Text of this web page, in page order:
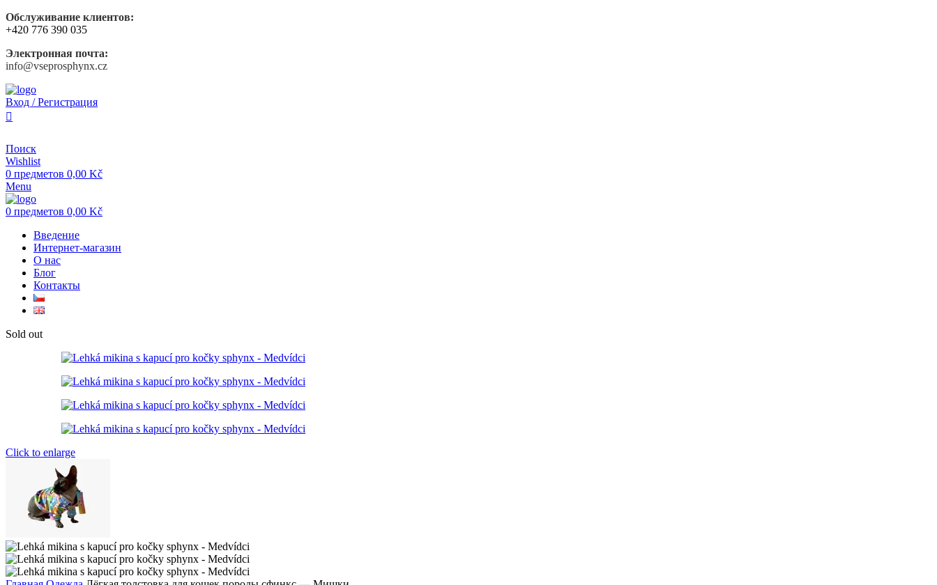
Обслуживание клиентов:
+420 776 390 035
Электронная почта:
info@vseprosphynx.cz
Вход / Регистрация
Поиск
Wishlist
0 предметов 0,00 Kč
Menu
0 предметов 0,00 Kč
Введение
Интернет-магазин
О нас
Блог
Контакты
Sold out
Click to enlarge